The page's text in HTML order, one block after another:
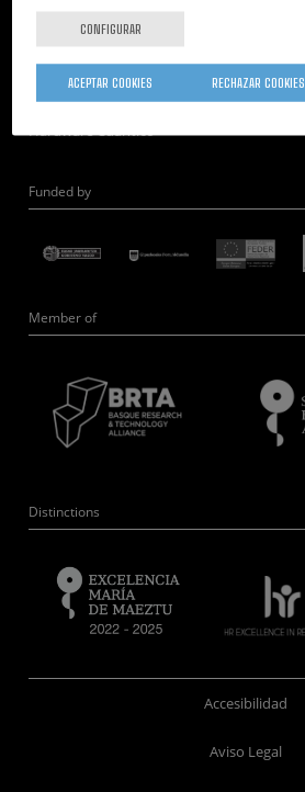
Teoría
Nanomateriales
Microscopía de Detección Cuántica
Nanoingeniería
Hardware Cuántico
Funded by
Member of
Distinctions
Accesibilidad
Aviso Legal
CONFIGURAR
RECHAZAR COOKIES
ACEPTAR COOKIES